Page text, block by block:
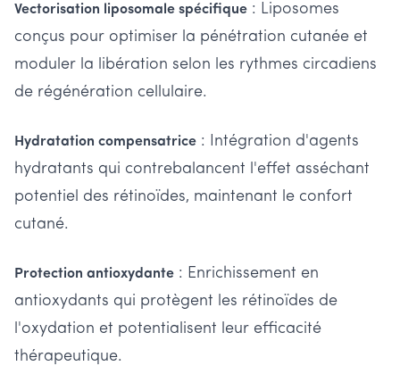
Vectorisation liposomale spécifique : Liposomes
conçus pour optimiser la pénétration cutanée et
moduler la libération selon les rythmes circadiens
de régénération cellulaire.
Hydratation compensatrice : Intégration d'agents
hydratants qui contrebalancent l'effet asséchant
potentiel des rétinoïdes, maintenant le confort
cutané.
Protection antioxydante : Enrichissement en
antioxydants qui protègent les rétinoïdes de
l'oxydation et potentialisent leur efficacité
thérapeutique.